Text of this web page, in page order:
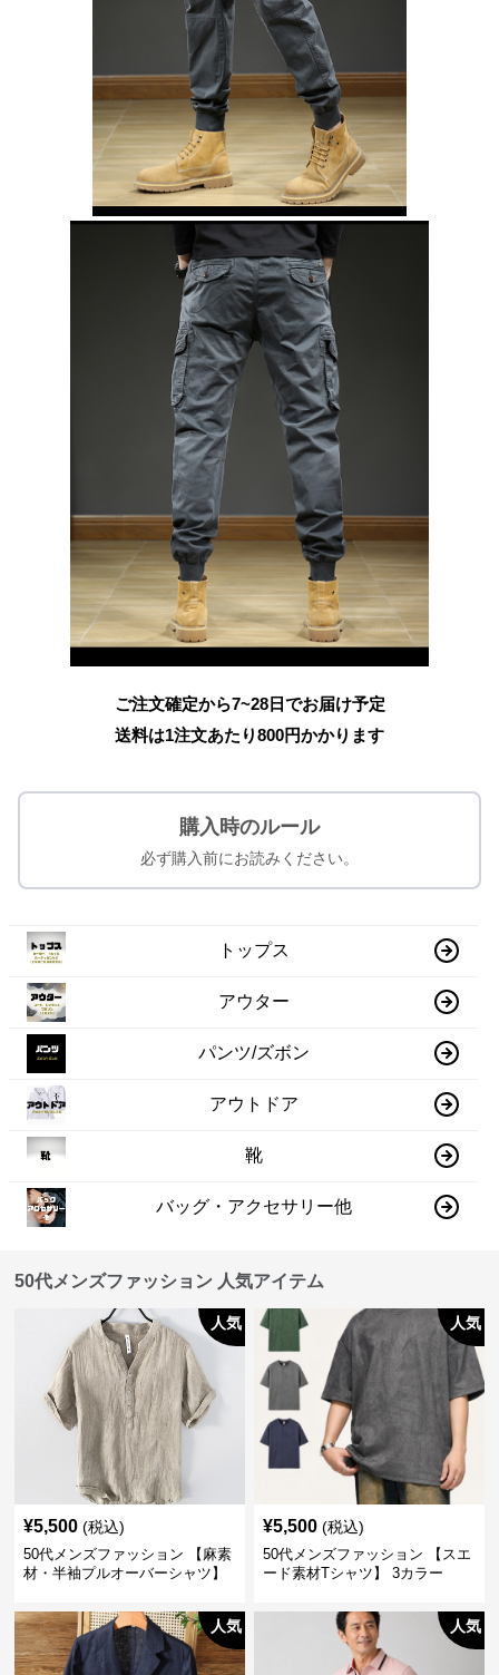
ご注文確定から7~28日でお届け予定
送料は1注文あたり800円かかります
購入時のルール
必ず購入前にお読みください。
トップス
アウター
パンツ/ズボン
アウトドア
靴
バッグ・アクセサリー他
50代メンズファッション 人気アイテム
人気
¥5,500 (税込)
50代メンズファッション 【麻素
材・半袖プルオーバーシャツ】
人気
¥5,500 (税込)
50代メンズファッション 【スエ
ード素材Tシャツ】 3カラー
人気 人気